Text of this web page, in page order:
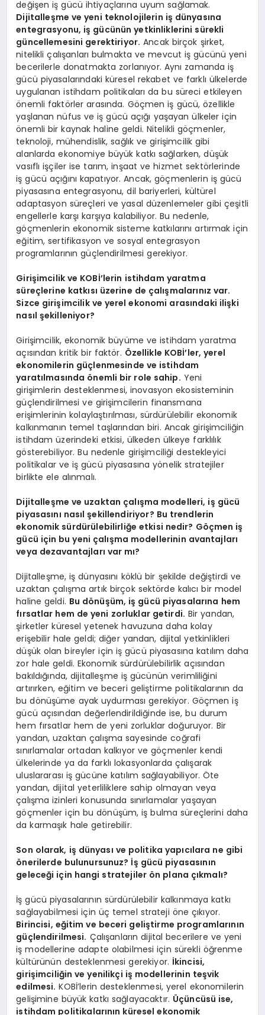
değişen iş gücü ihtiyaçlarına uyum sağlamak.
Dijitalleşme ve yeni teknolojilerin iş dünyasına
entegrasyonu, iş gücünün yetkinliklerini sürekli
güncellemesini gerektiriyor. Ancak birçok şirket,
nitelikli çalışanları bulmakta ve mevcut iş gücünü yeni
becerilerle donatmakta zorlanıyor. Aynı zamanda iş
gücü piyasalarındaki küresel rekabet ve farklı ülkelerde
uygulanan istihdam politikaları da bu süreci etkileyen
önemli faktörler arasında. Göçmen iş gücü, özellikle
yaşlanan nüfus ve iş gücü açığı yaşayan ülkeler için
önemli bir kaynak haline geldi. Nitelikli göçmenler,
teknoloji, mühendislik, sağlık ve girişimcilik gibi
alanlarda ekonomiye büyük katkı sağlarken, düşük
vasıflı işçiler ise tarım, inşaat ve hizmet sektörlerinde
iş gücü açığını kapatıyor. Ancak, göçmenlerin iş gücü
piyasasına entegrasyonu, dil bariyerleri, kültürel
adaptasyon süreçleri ve yasal düzenlemeler gibi çeşitli
engellerle karşı karşıya kalabiliyor. Bu nedenle,
göçmenlerin ekonomik sisteme katkılarını artırmak için
eğitim, sertifikasyon ve sosyal entegrasyon
programlarının güçlendirilmesi gerekiyor.
Girişimcilik ve KOBİ’lerin istihdam yaratma
süreçlerine katkısı üzerine de çalışmalarınız var.
Sizce girişimcilik ve yerel ekonomi arasındaki ilişki
nasıl şekilleniyor?
Girişimcilik, ekonomik büyüme ve istihdam yaratma
açısından kritik bir faktör. Özellikle KOBİ’ler, yerel
ekonomilerin güçlenmesinde ve istihdam
yaratılmasında önemli bir role sahip. Yeni
girişimlerin desteklenmesi, inovasyon ekosisteminin
güçlendirilmesi ve girişimcilerin finansmana
erişimlerinin kolaylaştırılması, sürdürülebilir ekonomik
kalkınmanın temel taşlarından biri. Ancak girişimciliğin
istihdam üzerindeki etkisi, ülkeden ülkeye farklılık
gösterebiliyor. Bu nedenle girişimciliği destekleyici
politikalar ve iş gücü piyasasına yönelik stratejiler
birlikte ele alınmalı.
Dijitalleşme ve uzaktan çalışma modelleri, iş gücü
piyasasını nasıl şekillendiriyor? Bu trendlerin
ekonomik sürdürülebilirliğe etkisi nedir? Göçmen iş
gücü için bu yeni çalışma modellerinin avantajları
veya dezavantajları var mı?
Dijitalleşme, iş dünyasını köklü bir şekilde değiştirdi ve
uzaktan çalışma artık birçok sektörde kalıcı bir model
haline geldi. Bu dönüşüm, iş gücü piyasalarına hem
fırsatlar hem de yeni zorluklar getirdi. Bir yandan,
şirketler küresel yetenek havuzuna daha kolay
erişebilir hale geldi; diğer yandan, dijital yetkinlikleri
düşük olan bireyler için iş gücü piyasasına katılım daha
zor hale geldi. Ekonomik sürdürülebilirlik açısından
bakıldığında, dijitalleşme iş gücünün verimliliğini
artırırken, eğitim ve beceri geliştirme politikalarının da
bu dönüşüme ayak uydurması gerekiyor. Göçmen iş
gücü açısından değerlendirildiğinde ise, bu durum
hem fırsatlar hem de yeni zorluklar doğuruyor. Bir
yandan, uzaktan çalışma sayesinde coğrafi
sınırlamalar ortadan kalkıyor ve göçmenler kendi
ülkelerinde ya da farklı lokasyonlarda çalışarak
uluslararası iş gücüne katılım sağlayabiliyor. Öte
yandan, dijital yeterliliklere sahip olmayan veya
çalışma izinleri konusunda sınırlamalar yaşayan
göçmenler için bu dönüşüm, iş bulma süreçlerini daha
da karmaşık hale getirebilir.
Son olarak, iş dünyası ve politika yapıcılara ne gibi
önerilerde bulunursunuz? İş gücü piyasasının
geleceği için hangi stratejiler ön plana çıkmalı?
İş gücü piyasalarının sürdürülebilir kalkınmaya katkı
sağlayabilmesi için üç temel strateji öne çıkıyor.
Birincisi, eğitim ve beceri geliştirme programlarının
güçlendirilmesi. Çalışanların dijital becerilere ve yeni
iş modellerine adapte olabilmesi için sürekli öğrenme
kültürünün desteklenmesi gerekiyor. İkincisi,
girişimciliğin ve yenilikçi iş modellerinin teşvik
edilmesi. KOBİ’lerin desteklenmesi, yerel ekonomilerin
gelişimine büyük katkı sağlayacaktır. Üçüncüsü ise,
istihdam politikalarının küresel ekonomik